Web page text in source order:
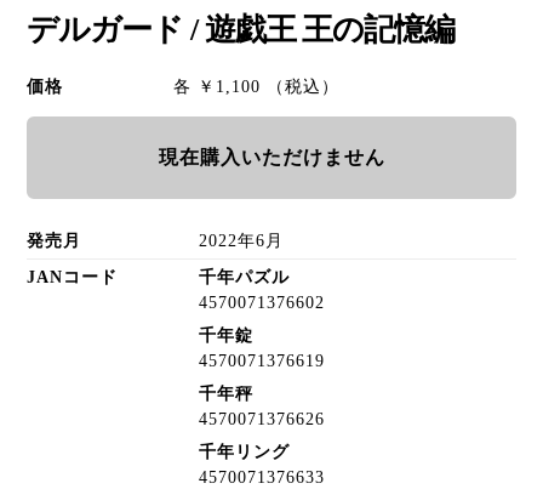
デルガード / 遊戯王 王の記憶編
価格 各 ￥1,100 （税込）
現在購入いただけません
発売月 2022年6月
JANコード
千年パズル
4570071376602
千年錠
4570071376619
千年秤
4570071376626
千年リング
4570071376633